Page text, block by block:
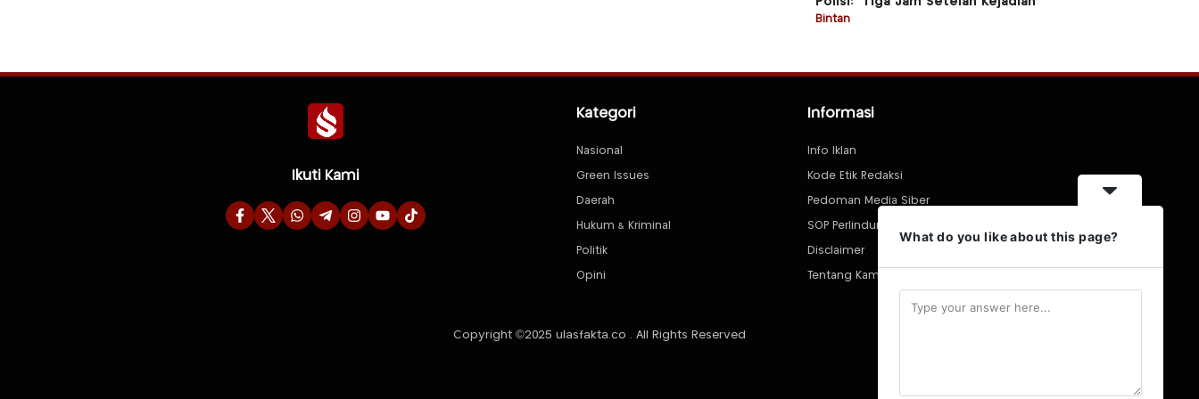
Bintan
Ikuti Kami
Kategori
Nasional
Green Issues
Daerah
Hukum & Kriminal
Politik
Opini
Informasi
Info Iklan
Kode Etik Redaksi
Pedoman Media Siber
SOP Perlindungan Wartawan
Disclaimer
Tentang Kami
Copyright ©2025 ulasfakta.co . All Rights Reserved
What do you like about this page?